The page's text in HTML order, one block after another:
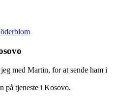
med Martin, for at sende ham i
på tjeneste i Kosovo.